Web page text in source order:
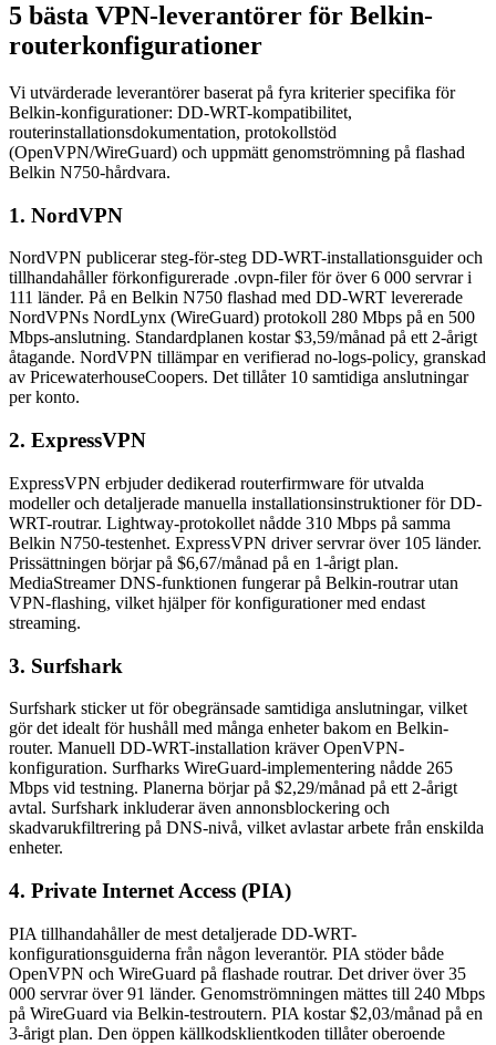
5 bästa VPN-leverantörer för Belkin-
routerkonfigurationer
Vi utvärderade leverantörer baserat på fyra kriterier specifika för
Belkin-konfigurationer: DD-WRT-kompatibilitet,
routerinstallationsdokumentation, protokollstöd
(OpenVPN/WireGuard) och uppmätt genomströmning på flashad
Belkin N750-hårdvara.
1. NordVPN
NordVPN publicerar steg-för-steg DD-WRT-installationsguider och
tillhandahåller förkonfigurerade .ovpn-filer för över 6 000 servrar i
111 länder. På en Belkin N750 flashad med DD-WRT levererade
NordVPNs NordLynx (WireGuard) protokoll 280 Mbps på en 500
Mbps-anslutning. Standardplanen kostar $3,59/månad på ett 2-årigt
åtagande. NordVPN tillämpar en verifierad no-logs-policy, granskad
av PricewaterhouseCoopers. Det tillåter 10 samtidiga anslutningar
per konto.
2. ExpressVPN
ExpressVPN erbjuder dedikerad routerfirmware för utvalda
modeller och detaljerade manuella installationsinstruktioner för DD-
WRT-routrar. Lightway-protokollet nådde 310 Mbps på samma
Belkin N750-testenhet. ExpressVPN driver servrar över 105 länder.
Prissättningen börjar på $6,67/månad på en 1-årigt plan.
MediaStreamer DNS-funktionen fungerar på Belkin-routrar utan
VPN-flashing, vilket hjälper för konfigurationer med endast
streaming.
3. Surfshark
Surfshark sticker ut för obegränsade samtidiga anslutningar, vilket
gör det idealt för hushåll med många enheter bakom en Belkin-
router. Manuell DD-WRT-installation kräver OpenVPN-
konfiguration. Surfharks WireGuard-implementering nådde 265
Mbps vid testning. Planerna börjar på $2,29/månad på ett 2-årigt
avtal. Surfshark inkluderar även annonsblockering och
skadvarukfiltrering på DNS-nivå, vilket avlastar arbete från enskilda
enheter.
4. Private Internet Access (PIA)
PIA tillhandahåller de mest detaljerade DD-WRT-
konfigurationsguiderna från någon leverantör. PIA stöder både
OpenVPN och WireGuard på flashade routrar. Det driver över 35
000 servrar över 91 länder. Genomströmningen mättes till 240 Mbps
på WireGuard via Belkin-testroutern. PIA kostar $2,03/månad på en
3-årigt plan. Den öppen källkodsklientkoden tillåter oberoende